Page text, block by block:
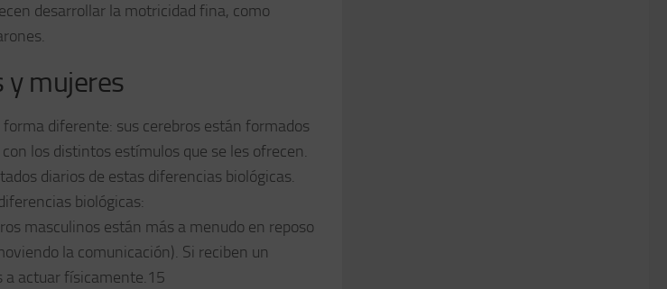
desarrollar la motricidad fina, como
y mujeres
diferente: sus cerebros están formados
los distintos estímulos que se les ofrecen.
diarios de estas diferencias biológicas.
biológicas:
masculinos están más a menudo en reposo
la comunicación). Si reciben un
a actuar físicamente.15